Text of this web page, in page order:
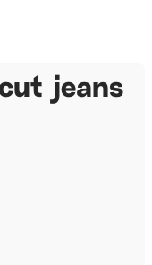
jeans